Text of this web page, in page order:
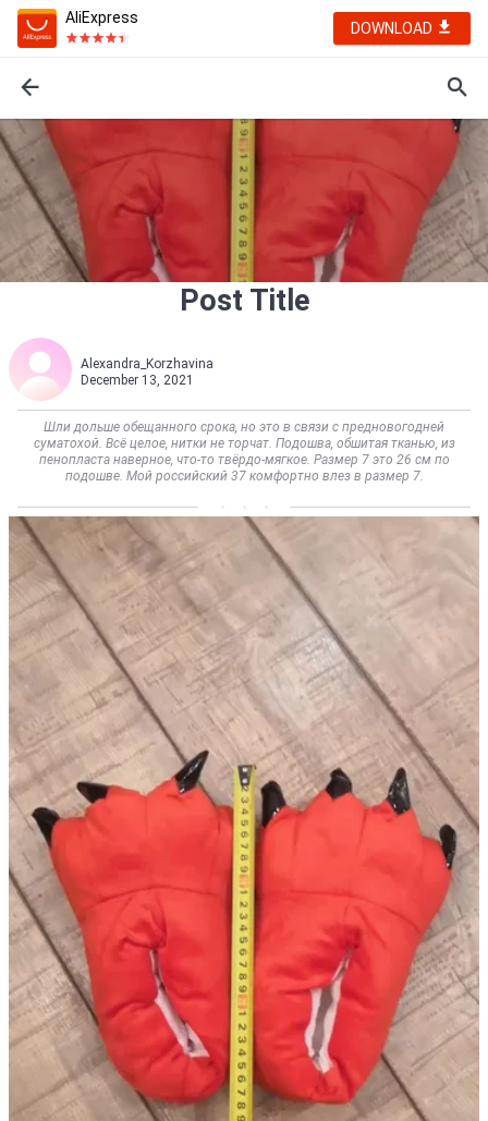
AliExpress
DOWNLOAD
Post Title
Alexandra_Korzhavina
December 13, 2021
Шли дольше обещанного срока, но это в связи с предновогодней
суматохой. Всё целое, нитки не торчат. Подошва, обшитая тканью, из
пенопласта наверное, что-то твёрдо-мягкое. Размер 7 это 26 см по
подошве. Мой российский 37 комфортно влез в размер 7.